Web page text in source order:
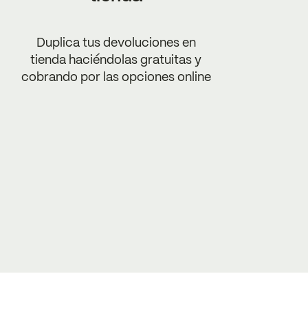
Duplica tus devoluciones en
tienda haciéndolas gratuitas y
cobrando por las opciones online